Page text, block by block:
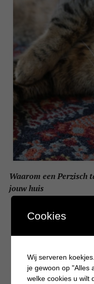
Waarom een Perzisch
jouw huis
Cookies
Wij serveren
je gewoon op "Alles
welke cookies u wilt